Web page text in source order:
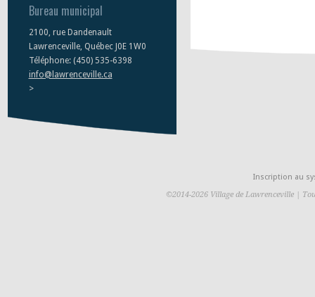
Bureau municipal
2100, rue Dandenault
Lawrenceville, Québec J0E 1W0
Téléphone: (450) 535-6398
info@lawrenceville.ca
>
Inscription au
©2014-2026 Village de Lawrenceville |